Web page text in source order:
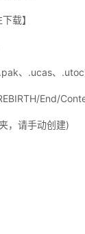
载】
、.ucas、.utoc
End/
请手动创建)